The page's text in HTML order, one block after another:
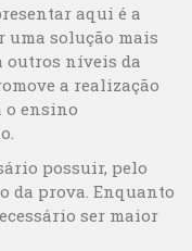
aqui é a
uma solução mais
outros níveis da
a realização
o ensino
possuir, pelo
da prova. Enquanto
ser maior